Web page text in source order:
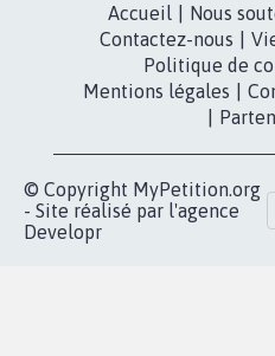
Accueil Nous
Contactez-nous
Politique de
Mentions légales
© Copyright MyPetition.org
- Site réalisé par l'agence
Developr